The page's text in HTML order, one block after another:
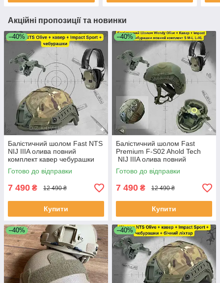
Акційні пропозиції та новинки
–40%
Балістичний шолом Fast NTS
NIJ IIIA олива повний
комплект кавер чебурашки
навушники Impact Sport S M-
L L-XL
Готово до відправки
7 490 ₴ 12 490 ₴
Купити
–40%
Балістичний шолом Fast
Premium F-S02 Ahold Teсh
NIJ IIIA олива повний
комплект Навушники Impact
Sport S M-L L-XL
Готово до відправки
7 490 ₴ 12 490 ₴
Купити
–40% –40%